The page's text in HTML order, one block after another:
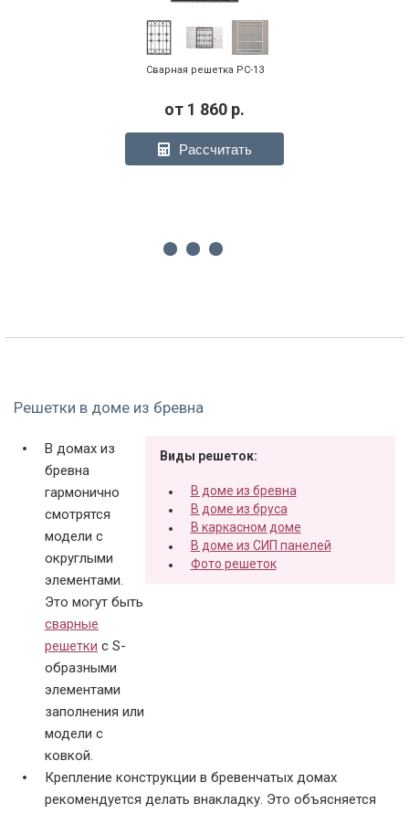
Сварная решетка РС-13
от 1 860 р.
Рассчитать
Решетки в доме из бревна
Виды решеток:
В доме из бревна
В доме из бруса
В каркасном доме
В доме из СИП панелей
Фото решеток
В домах из
бревна
гармонично
смотрятся
модели с
округлыми
элементами.
Это могут быть
сварные
решетки с S-
образными
элементами
заполнения или
модели с
ковкой.
Крепление конструкции в бревенчатых домах
рекомендуется делать внакладку. Это объясняется